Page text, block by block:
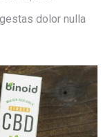
dolor nulla